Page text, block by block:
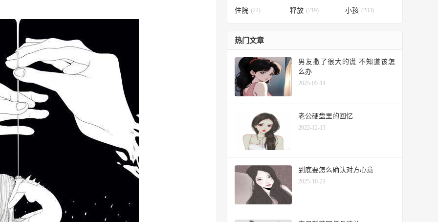
住院 (22) 释放 (219) 小孩 (233)
热门文章
男友撒了很大的谎 不知道该怎
么办
2025-05-14
老公硬盘里的回忆
2022-12-13
到底要怎么确认对方心意
2025-10-21